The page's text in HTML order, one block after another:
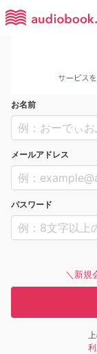
お名前
メールアドレス
パスワード
＼新規